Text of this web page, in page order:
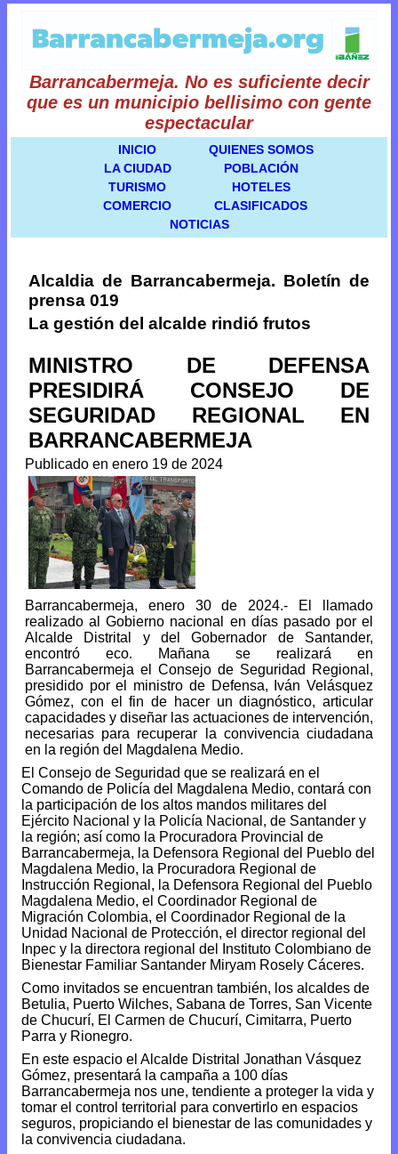
Barrancabermeja. No es suficiente decir
que es un municipio bellisimo con gente
espectacular
INICIO
QUIENES SOMOS
LA CIUDAD
POBLACIÓN
TURISMO
HOTELES
COMERCIO
CLASIFICADOS
NOTICIAS
Alcaldia de Barrancabermeja. Boletín de
prensa 019
La gestión del alcalde rindió frutos
MINISTRO DE DEFENSA
PRESIDIRÁ CONSEJO DE
SEGURIDAD REGIONAL EN
BARRANCABERMEJA
Publicado en enero 19 de 2024
Barrancabermeja, enero 30 de 2024.- El llamado
realizado al Gobierno nacional en días pasado por el
Alcalde Distrital y del Gobernador de Santander,
encontró eco. Mañana se realizará en
Barrancabermeja el Consejo de Seguridad Regional,
presidido por el ministro de Defensa, Iván Velásquez
Gómez, con el fin de hacer un diagnóstico, articular
capacidades y diseñar las actuaciones de intervención,
necesarias para recuperar la convivencia ciudadana
en la región del Magdalena Medio.
El Consejo de Seguridad que se realizará en el
Comando de Policía del Magdalena Medio, contará con
la participación de los altos mandos militares del
Ejército Nacional y la Policía Nacional, de Santander y
la región; así como la Procuradora Provincial de
Barrancabermeja, la Defensora Regional del Pueblo del
Magdalena Medio, la Procuradora Regional de
Instrucción Regional, la Defensora Regional del Pueblo
Magdalena Medio, el Coordinador Regional de
Migración Colombia, el Coordinador Regional de la
Unidad Nacional de Protección, el director regional del
Inpec y la directora regional del Instituto Colombiano de
Bienestar Familiar Santander Miryam Rosely Cáceres.
Como invitados se encuentran también, los alcaldes de
Betulia, Puerto Wilches, Sabana de Torres, San Vicente
de Chucurí, El Carmen de Chucurí, Cimitarra, Puerto
Parra y Rionegro.
En este espacio el Alcalde Distrital Jonathan Vásquez
Gómez, presentará la campaña a 100 días
Barrancabermeja nos une, tendiente a proteger la vida y
tomar el control territorial para convertirlo en espacios
seguros, propiciando el bienestar de las comunidades y
la convivencia ciudadana.